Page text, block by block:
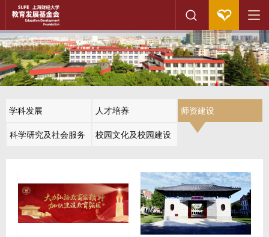
学科发展 人才培养 师资建设
科学研究及社会服务 校园文化及校园建设